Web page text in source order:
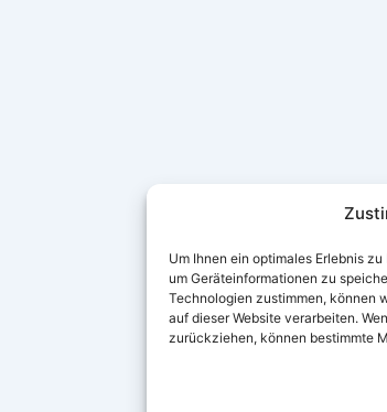
Um Ihnen ein optimales Erlebnis
um Geräteinformationen zu
Technologien zustimmen, können
auf dieser Website verarbeiten.
zurückziehen, können bestimmte